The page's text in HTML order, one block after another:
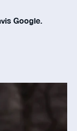
Google.